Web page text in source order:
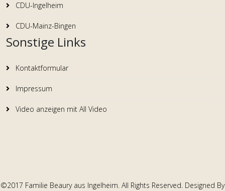
CDU-Ingelheim
CDU-Mainz-Bingen
Sonstige Links
Kontaktformular
Impressum
Video anzeigen mit All Video
©2017 Familie Beaury aus Ingelheim. All Rights Reserved. Designed By